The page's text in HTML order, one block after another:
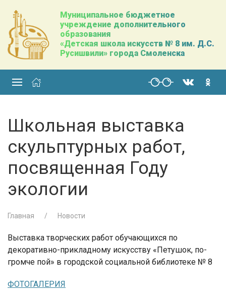
Муниципальное бюджетное
учреждение дополнительного
образования
«Детская школа искусств № 8 им. Д.С.
Русишвили» города Смоленска
Школьная выставка
скульптурных работ,
посвященная Году
экологии
Главная Новости
Выставка творческих работ обучающихся по
декоративно-прикладному искусству «Петушок, по-
громче пой» в городской социальной библиотеке № 8
ФОТОГАЛЕРИЯ